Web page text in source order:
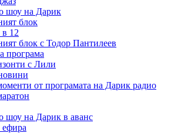
шоу на Дарик
блок
12
блок с Тодор Пантилеев
програма
с Лили
от програмата на Дарик радио
шоу на Дарик в аванс
ефира